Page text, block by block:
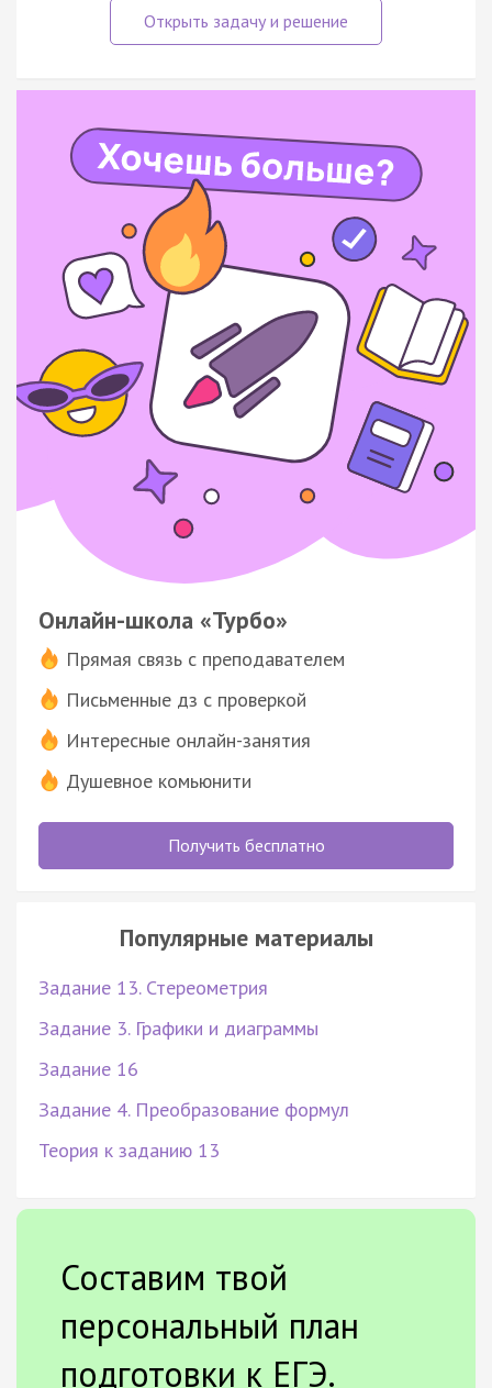
Онлайн-школа «Турбо»
Прямая связь с преподавателем
Письменные дз с проверкой
Интересные онлайн-занятия
Душевное комьюнити
Получить бесплатно
Популярные материалы
Задание 13. Стереометрия
Задание 3. Графики и диаграммы
Задание 16
Задание 4. Преобразование формул
Теория к заданию 13
Составим твой
персональный план
подготовки к ЕГЭ.